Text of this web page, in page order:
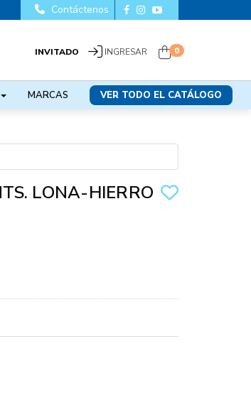
INVITADO INGRESAR 0
MARCAS VER TODO EL CATÁLOGO
Contáctenos
LONA-HIERRO